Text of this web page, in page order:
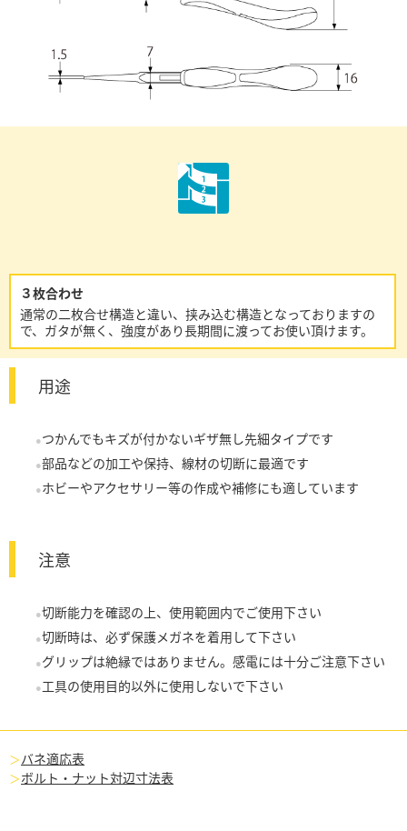
３枚合わせ
通常の二枚合せ構造と違い、挟み込む構造となっておりますの
で、ガタが無く、強度があり長期間に渡ってお使い頂けます。
用途
つかんでもキズが付かないギザ無し先細タイプです
部品などの加工や保持、線材の切断に最適です
ホビーやアクセサリー等の作成や補修にも適しています
注意
切断能力を確認の上、使用範囲内でご使用下さい
切断時は、必ず保護メガネを着用して下さい
グリップは絶縁ではありません。感電には十分ご注意下さい
工具の使用目的以外に使用しないで下さい
バネ適応表
ボルト・ナット対辺寸法表